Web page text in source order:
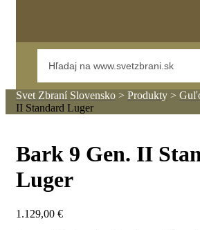
Svet Zbraní Slovensko > Produkty >
II Standard Luger
Bark 9 Gen. II
Luger
1.129,00 €